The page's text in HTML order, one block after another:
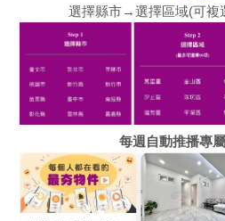
選擇縣市→選擇區域(可複
每週自動推播專